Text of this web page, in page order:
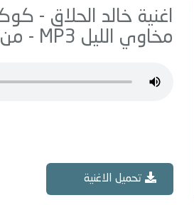
اغنية خالد الحلاق -
مخاوي الليل
تحميل الاغنية